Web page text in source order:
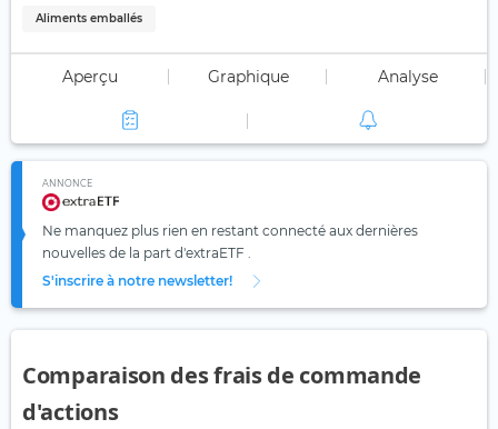
Aliments emballés
Aperçu Graphique Analyse
ANNONCE
Ne manquez plus rien en restant connecté aux dernières
nouvelles de la part d'extraETF .
S'inscrire à notre newsletter!
Comparaison des frais de commande
d'actions